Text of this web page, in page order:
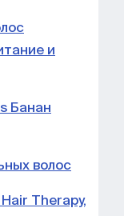
и
Банан
волос
Therapy,